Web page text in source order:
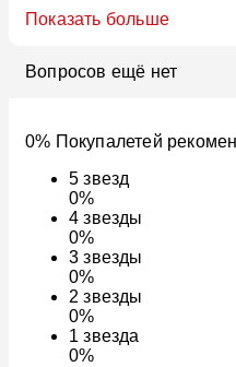
Показать больше
Вопросов ещё нет
0% Покупалетей
5звезд
0%
4звезды
0%
3звезды
0%
2звезды
0%
1звезда
0%